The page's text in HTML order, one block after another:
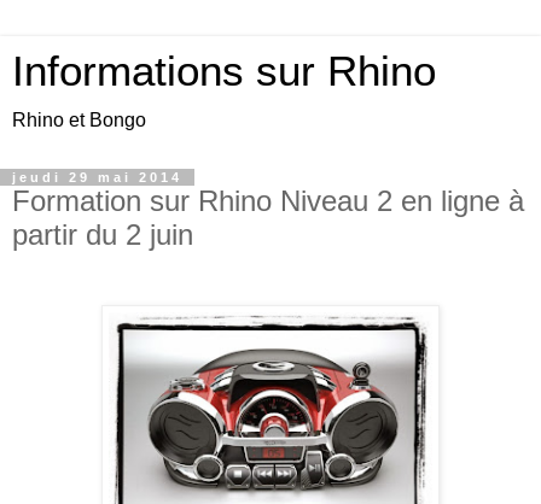
Informations sur Rhino
Rhino et Bongo
jeudi 29 mai 2014
Formation sur Rhino Niveau 2 en ligne à
partir du 2 juin